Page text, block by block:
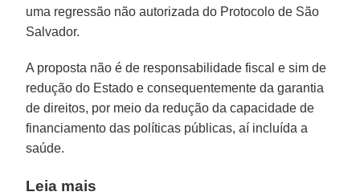
uma regressão não autorizada do Protocolo de São
Salvador.
A proposta não é de responsabilidade fiscal e sim de
redução do Estado e consequentemente da garantia
de direitos, por meio da redução da capacidade de
financiamento das políticas públicas, aí incluída a
saúde.
Leia mais